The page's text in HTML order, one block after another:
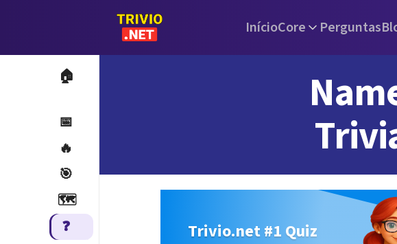
InícioCore Perguntas
🏠
📅
🔥
🎯
🗺️
❓
Trivio.net #1 Quiz